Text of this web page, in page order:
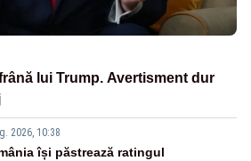
lui Trump. Avertisment dur
2026, 10:38
își păstrează ratingul